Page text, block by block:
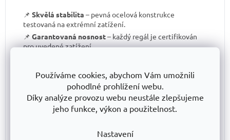
Používáme cookies, abychom Vám umožnili
pohodlné prohlížení webu.
Díky analýze provozu webu neustále zlepšujeme
jeho funkce, výkon a použitelnost.
Nastavení
📌 Skvělá stabilita – pevná ocelová konstrukce
testovaná na extrémní zatížení.
📌 Garantovaná nosnost– každý regál je certifikován
pro uvedené zatížení.
Bezkonkurenční poměr kvalita/cena– výborné
zpracování za férovou cenu.
📌Podpora české výroby– investujeme do lokální
produkce a technologického pokroku.
spolehněte se, že vaše skladové řešení bude